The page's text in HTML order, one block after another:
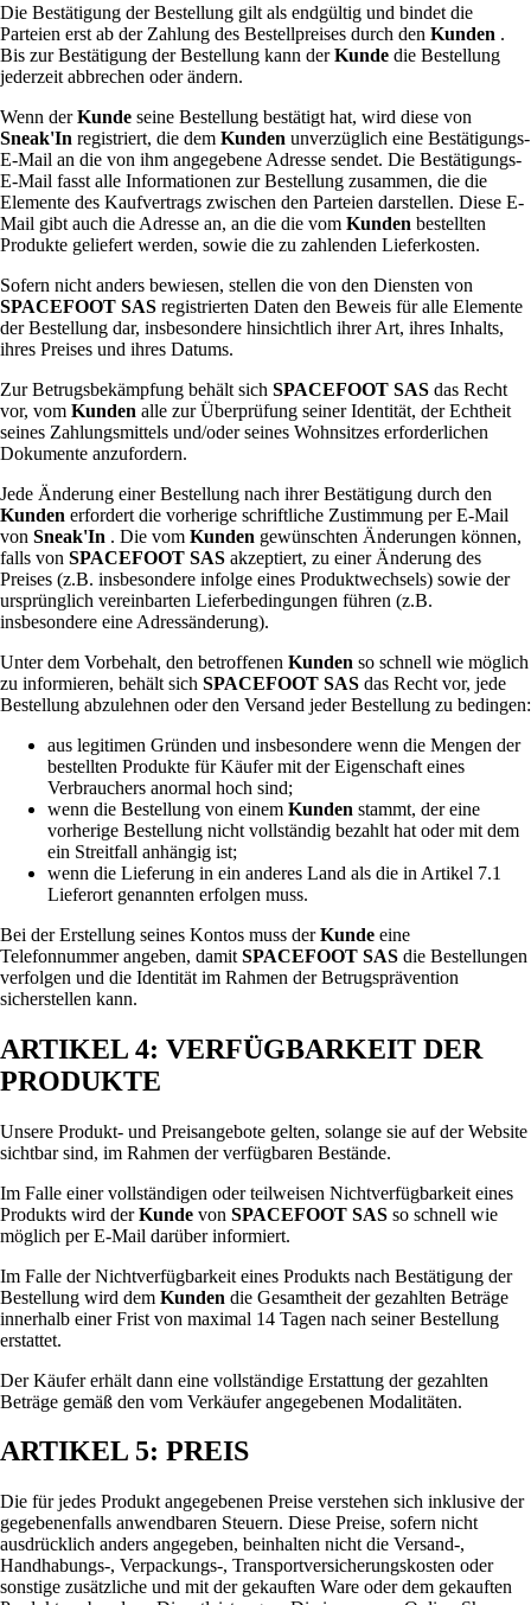
Die Bestätigung der Bestellung gilt als endgültig und bindet die
Parteien erst ab der Zahlung des Bestellpreises durch den Kunden .
Bis zur Bestätigung der Bestellung kann derKunde die Bestellung
jederzeit abbrechen oder ändern.
Wenn derKunde seine Bestellung bestätigt hat, wird diese von
Sneak'In registriert, die dem Kunden unverzüglich eine Bestätigungs-
E-Mail an die von ihm angegebene Adresse sendet. Die Bestätigungs-
E-Mail fasst alle Informationen zur Bestellung zusammen, die die
Elemente des Kaufvertrags zwischen den Parteien darstellen. Diese E-
Mail gibt auch die Adresse an, an die die vom Kunden bestellten
Produkte geliefert werden, sowie die zu zahlenden Lieferkosten.
Sofern nicht anders bewiesen, stellen die von den Diensten von
SPACEFOOT SAS registrierten Daten den Beweis für alle Elemente
der Bestellung dar, insbesondere hinsichtlich ihrer Art, ihres Inhalts,
ihres Preises und ihres Datums.
Zur Betrugsbekämpfung behält sich SPACEFOOT SAS das Recht
vor, vom Kunden alle zur Überprüfung seiner Identität, der Echtheit
seines Zahlungsmittels und/oder seines Wohnsitzes erforderlichen
Dokumente anzufordern.
Jede Änderung einer Bestellung nach ihrer Bestätigung durch den
Kunden erfordert die vorherige schriftliche Zustimmung per E-Mail
von Sneak'In . Die vom Kunden gewünschten Änderungen können,
falls von SPACEFOOT SAS akzeptiert, zu einer Änderung des
Preises (z.B. insbesondere infolge eines Produktwechsels) sowie der
ursprünglich vereinbarten Lieferbedingungen führen (z.B.
insbesondere eine Adressänderung).
Unter dem Vorbehalt, den betroffenen Kunden so schnell wie möglich
zu informieren, behält sich SPACEFOOT SAS das Recht vor, jede
Bestellung abzulehnen oder den Versand jeder Bestellung zu bedingen:
aus legitimen Gründen und insbesondere wenn die Mengen der
bestellten Produkte für Käufer mit der Eigenschaft eines
Verbrauchers anormal hoch sind;
wenn die Bestellung von einem Kunden stammt, der eine
vorherige Bestellung nicht vollständig bezahlt hat oder mit dem
ein Streitfall anhängig ist;
wenn die Lieferung in ein anderes Land als die in Artikel 7.1
Lieferort genannten erfolgen muss.
Bei der Erstellung seines Kontos muss derKunde eine
Telefonnummer angeben, damit SPACEFOOT SAS die Bestellungen
verfolgen und die Identität im Rahmen der Betrugsprävention
sicherstellen kann.
ARTIKEL 4: VERFÜGBARKEIT DER
PRODUKTE
Unsere Produkt- und Preisangebote gelten, solange sie auf der Website
sichtbar sind, im Rahmen der verfügbaren Bestände.
Im Falle einer vollständigen oder teilweisen Nichtverfügbarkeit eines
Produkts wird derKunde von SPACEFOOT SAS so schnell wie
möglich per E-Mail darüber informiert.
Im Falle der Nichtverfügbarkeit eines Produkts nach Bestätigung der
Bestellung wird dem Kunden die Gesamtheit der gezahlten Beträge
innerhalb einer Frist von maximal 14 Tagen nach seiner Bestellung
erstattet.
Der Käufer erhält dann eine vollständige Erstattung der gezahlten
Beträge gemäß den vom Verkäufer angegebenen Modalitäten.
ARTIKEL 5: PREIS
Die für jedes Produkt angegebenen Preise verstehen sich inklusive der
gegebenenfalls anwendbaren Steuern. Diese Preise, sofern nicht
ausdrücklich anders angegeben, beinhalten nicht die Versand-,
Handhabungs-, Verpackungs-, Transportversicherungskosten oder
sonstige zusätzliche und mit der gekauften Ware oder dem gekauften